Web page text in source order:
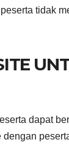
tidak
dapat